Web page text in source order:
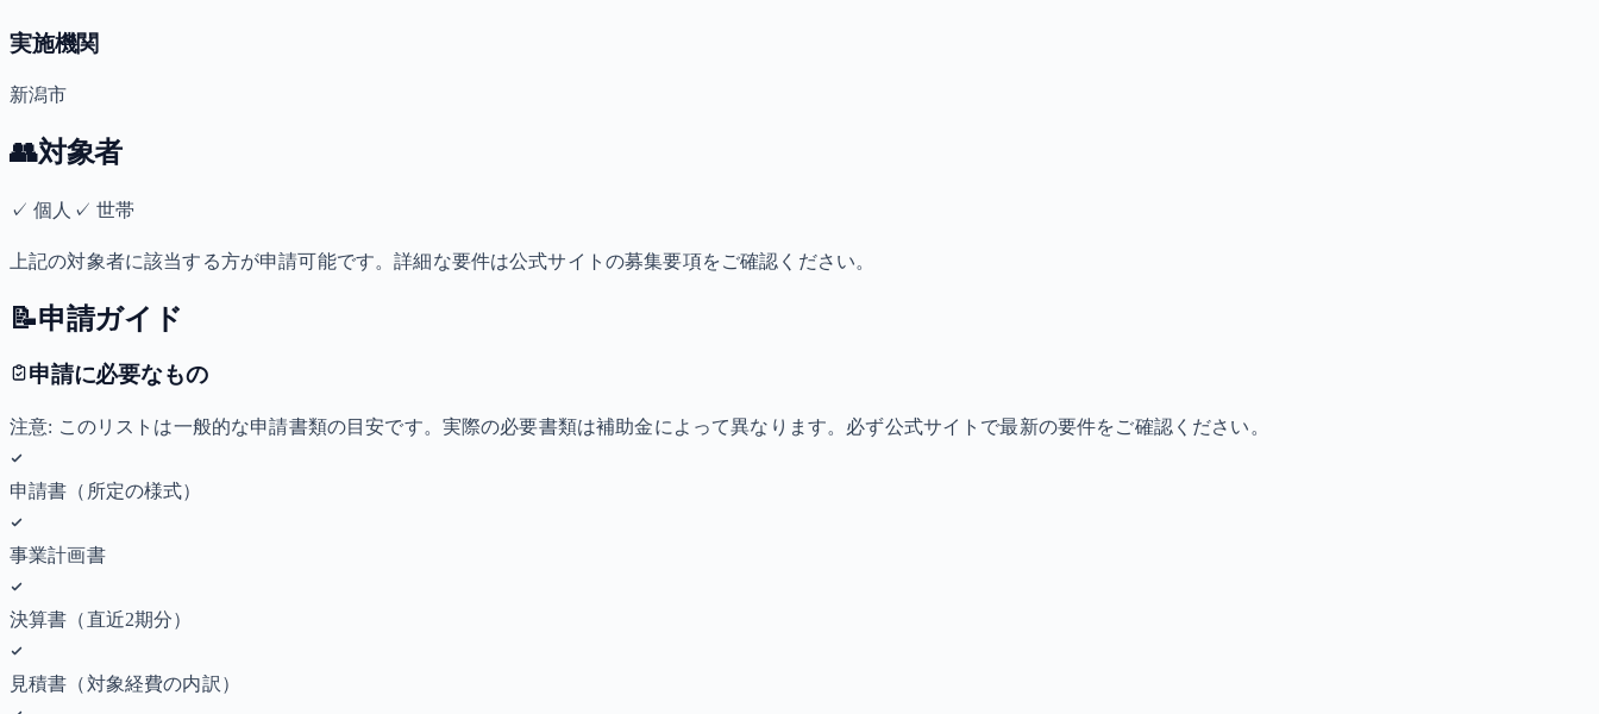
実施機関
新潟市
👥対象者
✓個人 ✓ 世帯
上記の対象者に該当する方が申請可能です。詳細な要件は公式サイトの募集要項をご確認ください。
📝申請ガイド
申請に必要なもの
注意: このリストは一般的な申請書類の目安です。実際の必要書類は補助金によって異なります。必ず公式サイトで最新の要件をご確認ください。
申請書（所定の様式）
事業計画書
決算書（直近2期分）
見積書（対象経費の内訳）